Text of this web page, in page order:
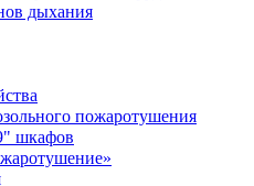
дыхания
пожаротушения
шкафов